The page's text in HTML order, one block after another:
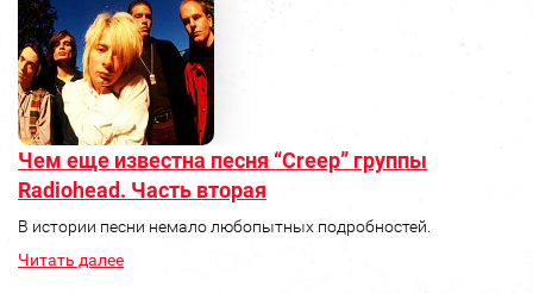
Чем еще известна песня “Creep” группы
Radiohead. Часть вторая
В истории песни немало любопытных подробностей.
Читать далее